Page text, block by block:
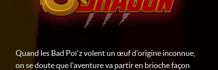
Quand les Bad Poï'z volent un œuf d'origine inconnue,
on se doute que l'aventure va partir en brioche façon